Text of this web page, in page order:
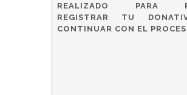
REALIZADO PARA
REGISTRAR TU
CONTINUAR CON EL